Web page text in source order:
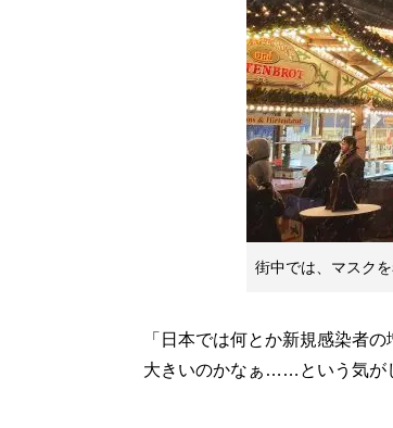
街中では、マスク
「日本では何とか新規感染者
大きいのかなぁ……という気が